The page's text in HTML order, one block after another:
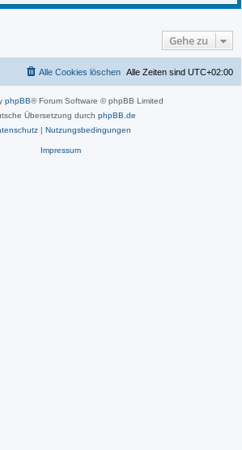
Gehe zu
Alle Zeiten sind UTC+02:00
Alle Cookies löschen
phpBB® Forum Software © phpBB Limited
Übersetzung durch phpBB.de
| Nutzungsbedingungen
Impressum